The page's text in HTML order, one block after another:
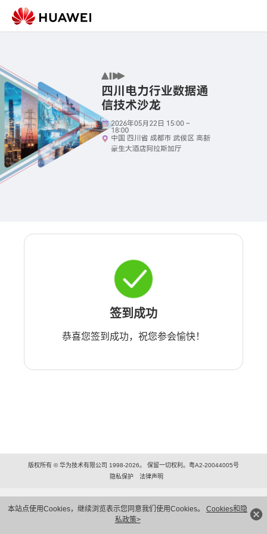
本站点使用Cookies，继续浏览表示您同意我们使用Cookies。 Cookies和隐
私政策>
签到成功
恭喜您签到成功，祝您参会愉快！
版权所有 © 华为技术有限公司 1998-2026。 保留一切权利。粤A2-20044005号
隐私保护
法律声明